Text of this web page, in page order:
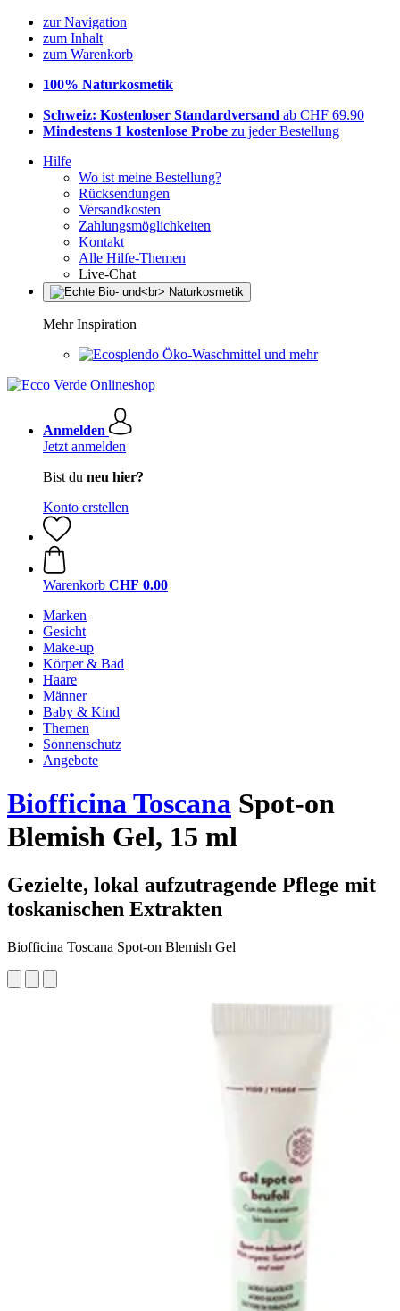
zur Navigation
zum Inhalt
zum Warenkorb
100% Naturkosmetik
Schweiz: Kostenloser Standardversand ab CHF 69.90
Mindestens 1 kostenlose Probe zu jeder Bestellung
Hilfe
Wo ist meine Bestellung?
Rücksendungen
Versandkosten
Zahlungsmöglichkeiten
Kontakt
Alle Hilfe-Themen
Live-Chat
Mehr Inspiration
Öko-Waschmittel und mehr
Anmelden
Jetzt anmelden
Bist du neu hier?
Konto erstellen
Warenkorb CHF 0.00
Marken
Gesicht
Make-up
Körper & Bad
Haare
Männer
Baby & Kind
Themen
Sonnenschutz
Angebote
Biofficina Toscana Spot-on
Blemish Gel, 15 ml
Gezielte, lokal aufzutragende Pflege mit
toskanischen Extrakten
Biofficina Toscana Spot-on Blemish Gel